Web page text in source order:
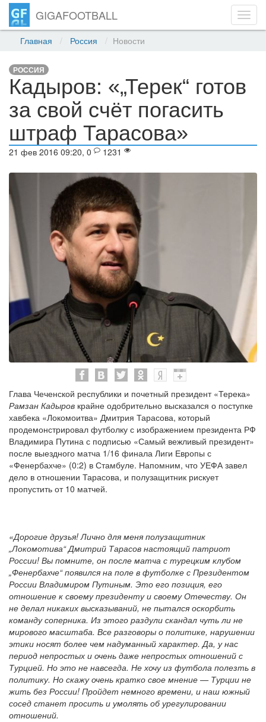
GIGAFOOTBALL
Главная Россия Новости
РОССИЯ
Кадыров: «„Терек“ готов
за свой счёт погасить
штраф Тарасова»
21 фев 2016 09:20, 0 1231
Глава Чеченской республики и почетный президент «Терека»
Рамзан Кадыров крайне одобрительно высказался о поступке
хавбека «Локомоитва» Дмитрия Тарасова, который
продемонстрировал футболку с изображением президента РФ
Владимира Путина с подписью «Самый вежливый президент»
после выездного матча 1/16 финала Лиги Европы с
«Фенербахче» (0:2) в Стамбуле. Напомним, что УЕФА завел
дело в отношении Тарасова, и полузащитник рискует
пропустить от 10 матчей.
«Дорогие друзья! Лично для меня полузащитник
„Локомотива“ Дмитрий Тарасов настоящий патриот
России! Вы помните, он после матча с турецким клубом
„Фенербахче“ появился на поле в футболке с Президентом
России Владимиром Путиным. Это его позиция, его
отношение к своему президенту и своему Отечеству. Он
не делал никаких высказываний, не пытался оскорбить
команду соперника. Из этого раздули скандал чуть ли не
мирового масштаба. Все разговоры о политике, нарушении
этики носят более чем надуманный характер. Да, у нас
период непростых и очень даже непростых отношений с
Турцией. Но это не навсегда. Не хочу из футбола полезть в
политику. Но скажу очень кратко свое мнение — Турции не
жить без России! Пройдет немного времени, и наш южный
сосед станет просить и умолять об урегулировании
отношений.